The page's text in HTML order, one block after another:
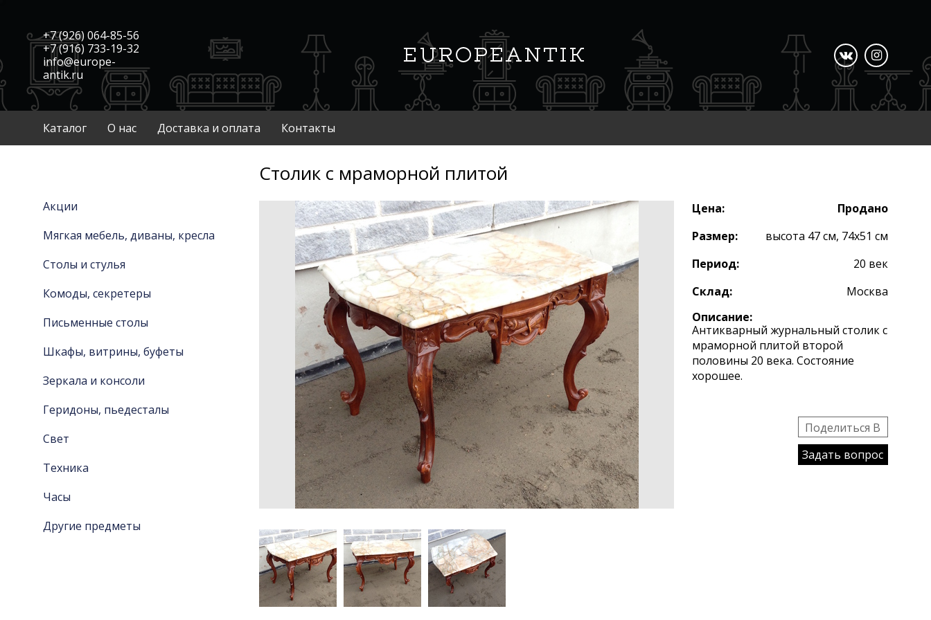
+7 (926) 064-85-56
+7 (916) 733-19-32
info@europe-
antik.ru
Каталог О нас Доставка и оплата Контакты
Акции
Мягкая мебель, диваны, кресла
Столы и стулья
Комоды, секретеры
Письменные столы
Шкафы, витрины, буфеты
Зеркала и консоли
Геридоны, пьедесталы
Свет
Техника
Часы
Другие предметы
Столик с мраморной плитой
Цена:
Продано
Размер:
высота 47 см, 74х51 см
Период:
20 век
Склад:
Москва
Описание:
Антикварный журнальный столик с
мраморной плитой второй
половины 20 века. Состояние
хорошее.
Поделиться B
Задать вопрос